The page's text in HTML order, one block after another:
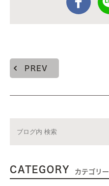
PREV
CATEGORY カテゴリー